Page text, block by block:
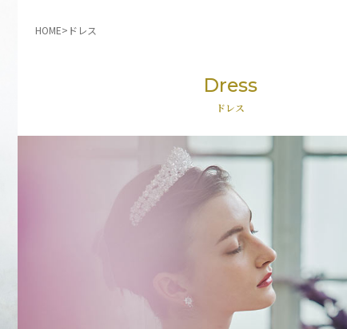
HOME ドレス
Dress
ドレス